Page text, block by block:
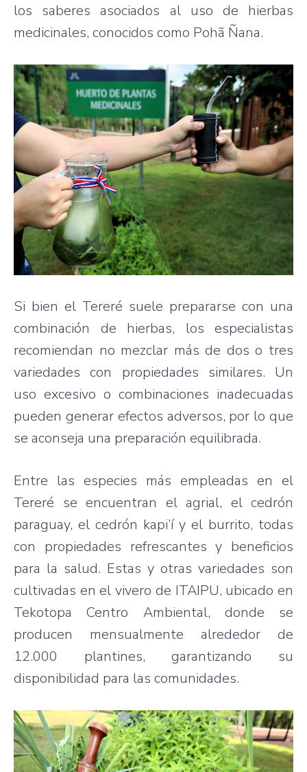
los saberes asociados al uso de hierbas
medicinales, conocidos como Pohã Ñana.
Si bien el Tereré suele prepararse con una
combinación de hierbas, los especialistas
recomiendan no mezclar más de dos o tres
variedades con propiedades similares. Un
uso excesivo o combinaciones inadecuadas
pueden generar efectos adversos, por lo que
se aconseja una preparación equilibrada.
Entre las especies más empleadas en el
Tereré se encuentran el agrial, el cedrón
paraguay, el cedrón kapi’í y el burrito, todas
con propiedades refrescantes y beneficios
para la salud. Estas y otras variedades son
cultivadas en el vivero de ITAIPU, ubicado en
Tekotopa Centro Ambiental, donde se
producen mensualmente alrededor de
12.000 plantines, garantizando su
disponibilidad para las comunidades.